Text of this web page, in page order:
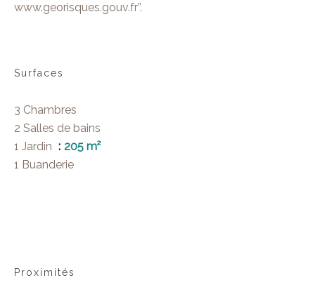
www.georisques.gouv.fr”.
Surfaces
3 Chambres
2 Salles de bains
1 Jardin
205 m²
1 Buanderie
Proximités